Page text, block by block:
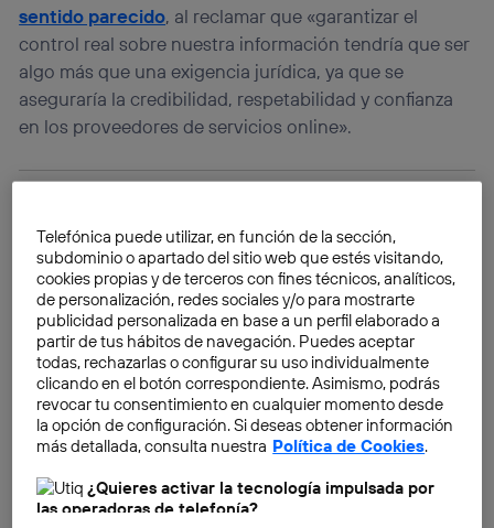
sentido parecido, al reclamar que «garantizar el
control real sobre nuestra información tendría que ser
algo más que una exigencia jurídica, ya que se
aseguraría la credibilidad, respetabilidad y confianza
en los proveedores de servicios online».
Telefónica puede utilizar, en función de la sección,
subdominio o apartado del sitio web que estés visitando,
cookies propias y de terceros con fines técnicos, analíticos,
de personalización, redes sociales y/o para mostrarte
publicidad personalizada en base a un perfil elaborado a
partir de tus hábitos de navegación. Puedes aceptar
todas, rechazarlas o configurar su uso individualmente
clicando en el botón correspondiente. Asimismo, podrás
revocar tu consentimiento en cualquier momento desde
la opción de configuración. Si deseas obtener información
más detallada, consulta nuestra Política de Cookies.
¿Quieres activar la tecnología impulsada por
las operadoras de telefonía?